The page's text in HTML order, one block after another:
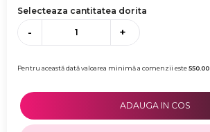
Selecteaza cantitatea dorita
- +
Pentru această dată valoarea minimă a comenzii este550.00
ADAUGA IN COS